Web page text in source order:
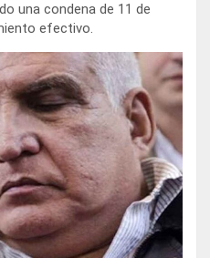
una condena de 11 de
efectivo.